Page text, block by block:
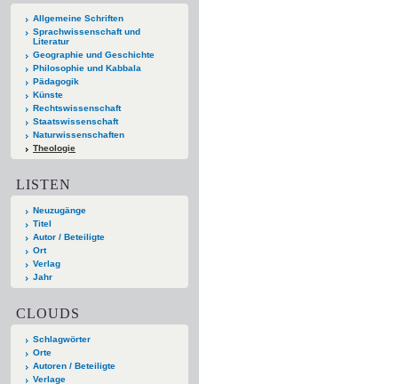
Allgemeine Schriften
Sprachwissenschaft und
Literatur
Geographie und Geschichte
Philosophie und Kabbala
Pädagogik
Künste
Rechtswissenschaft
Staatswissenschaft
Naturwissenschaften
Theologie
LISTEN
Neuzugänge
Titel
Autor / Beteiligte
Ort
Verlag
Jahr
CLOUDS
Schlagwörter
Orte
Autoren / Beteiligte
Verlage